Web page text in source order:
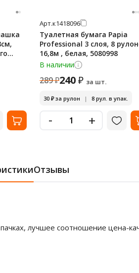
Арт.к1418096
Туалетная бумага Papia
Professional 3 слоя, 8
16,8м , белая, 5080998
В наличии
289₽240₽ за шт.
30 ₽за рулон | 8 рул. в упак.
- +
Отзывы
лучшее соотношение цена-